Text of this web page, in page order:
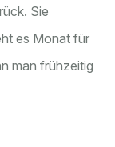
Sie
es Monat für
man frühzeitig